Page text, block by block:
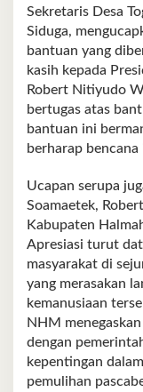
Sekretaris Desa
Siduga,
bantuan yang
kasih kepada
Robert Nitiyudo
bertugas atas
bantuan ini
berharap bencana
Ucapan serupa
Soamaetek,
Kabupaten
Apresiasi turut
masyarakat di
yang merasakan
kemanusiaan
NHM
dengan
kepentingan
pemulihan